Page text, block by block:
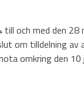
och med den
om tilldelning
omkring den 10